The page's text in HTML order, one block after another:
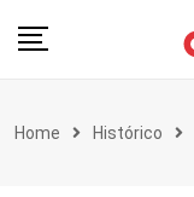
Home Histórico